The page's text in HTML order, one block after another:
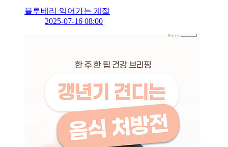
블루베리 익어가는 계절
2025-07-16 08:00